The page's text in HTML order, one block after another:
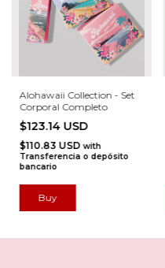
Alohawaii Collection - Set
Corporal Completo
$123.14 USD
$110.83 USDwith
Transferencia o depósito
bancario